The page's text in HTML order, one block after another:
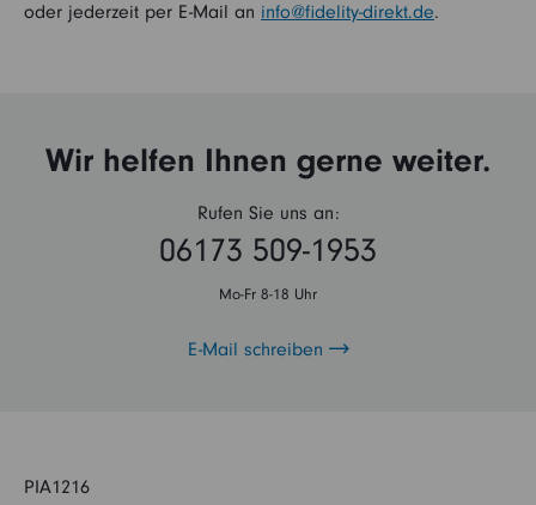
oder jederzeit per E-Mail an info@fidelity-direkt.de.
Wir helfen Ihnen gerne weiter.
Rufen Sie uns an:
06173 509-1953
Mo-Fr 8-18 Uhr
E-Mail schreiben
PIA1216